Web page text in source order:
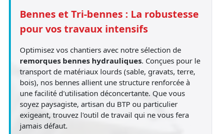
Bennes et Tri-bennes : La robustesse
pour vos travaux intensifs
Optimisez vos chantiers avec notre sélection de
remorques bennes hydrauliques. Conçues pour le
transport de matériaux lourds (sable, gravats, terre,
bois), nos bennes allient une structure renforcée à
une facilité d'utilisation déconcertante. Que vous
soyez paysagiste, artisan du BTP ou particulier
exigeant, trouvez l'outil de travail qui ne vous fera
jamais défaut.